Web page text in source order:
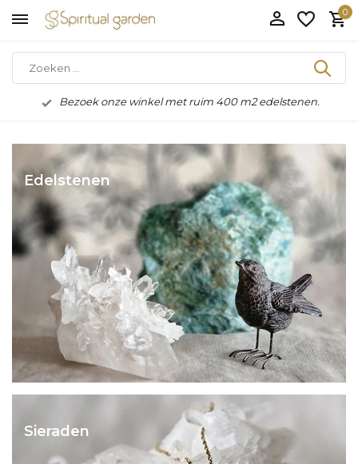
0
Bezoek onze winkel met ruim 400 m2 edelstenen.
Edelstenen
Sieraden